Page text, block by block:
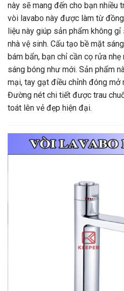
này sẽ mang đến cho bạn nhiều
vòi lavabo này được làm từ
liệu này giúp sản phẩm không
nhà vệ sinh. Cấu tạo bề mặt
bám bẩn, bạn chỉ cần cọ rửa
sáng bóng như mới. Sản phẩm
mại, tay gạt điều chỉnh đóng mở
Đường nét chi tiết được trau
toát lên vẻ đẹp hiện đại.